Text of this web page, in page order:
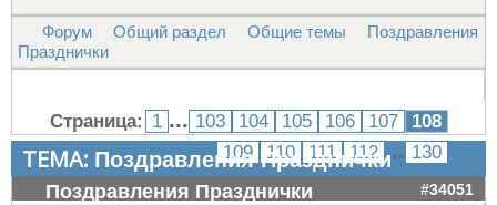
Форум Общий раздел Общие темы
Поздравления
Празднички
Страница: 1 ... 103 104 105 106 107
108
109
110 111 112 ... 130
ТЕМА: Поздравления Празднички
Поздравления Празднички #34051